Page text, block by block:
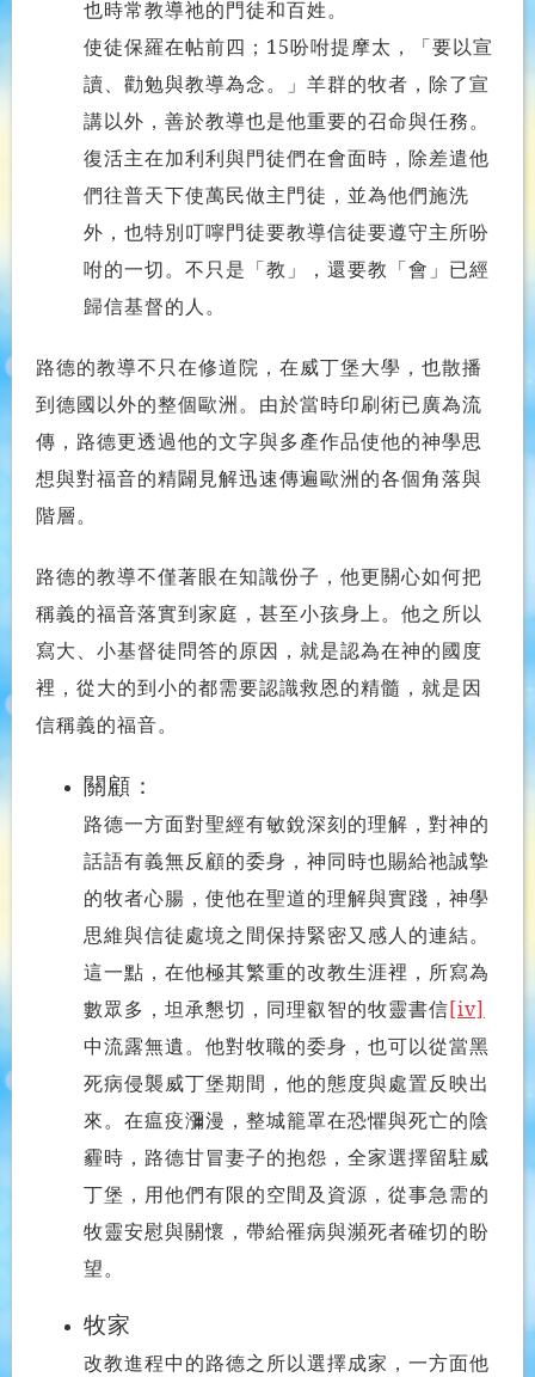
也時常教導祂的門徒和百姓。
使徒保羅在帖前四；15吩咐提摩太，「要以宣
讀、勸勉與教導為念。」羊群的牧者，除了宣
講以外，善於教導也是他重要的召命與任務。
復活主在加利利與門徒們在會面時，除差遣他
們往普天下使萬民做主門徒，並為他們施洗
外，也特別叮嚀門徒要教導信徒要遵守主所吩
咐的一切。不只是「教」，還要教「會」已經
歸信基督的人。
路德的教導不只在修道院，在威丁堡大學，也散播
到德國以外的整個歐洲。由於當時印刷術已廣為流
傳，路德更透過他的文字與多產作品使他的神學思
想與對福音的精闢見解迅速傳遍歐洲的各個角落與
階層。
路德的教導不僅著眼在知識份子，他更關心如何把
稱義的福音落實到家庭，甚至小孩身上。他之所以
寫大、小基督徒問答的原因，就是認為在神的國度
裡，從大的到小的都需要認識救恩的精髓，就是因
信稱義的福音。
關顧：
路德一方面對聖經有敏銳深刻的理解，對神的
話語有義無反顧的委身， 神同時也賜給祂誠摯
的牧者心腸，使他在聖道的理解與實踐，神學
思維與信徒處境之間保持緊密又感人的連結。
這一點，在他極其繁重的改教生涯裡，所寫為
數眾多，坦承懇切，同理叡智的牧靈書信[iv]
中流露無遺。 他對牧職的委身，也可以從當黑
死病侵襲威丁堡期間，他的態度與處置反映出
來。在瘟疫瀰漫，整城籠罩在恐懼與死亡的陰
霾時，路德甘冒妻子的抱怨，全家選擇留駐威
丁堡，用他們有限的空間及資源，從事急需的
牧靈安慰與關懷，帶給罹病與瀕死者確切的盼
望。
牧家
改教進程中的路德之所以選擇成家，一方面他